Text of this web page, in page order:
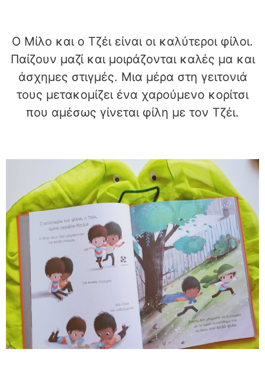
Ο Μίλο και ο Τζέι είναι οι καλύτεροι φίλοι.
Παίζουν μαζί και μοιράζονται καλές μα και
άσχημες στιγμές. Μια μέρα στη γειτονιά
τους μετακομίζει ένα χαρούμενο κορίτσι
που αμέσως γίνεται φίλη με τον Τζέι.